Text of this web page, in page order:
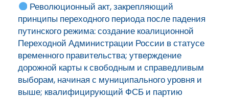
Революционный акт, закрепляющий
принципы переходного периода после падения
путинского режима: создание коалиционной
Переходной Администрации России в статусе
временного правительства; утверждение
дорожной карты к свободным и справедливым
выборам, начиная с муниципального уровня и
выше; квалифицирующий ФСБ и партию